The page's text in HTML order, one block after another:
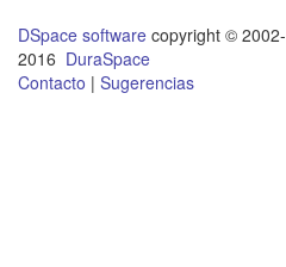
DSpace software copyright © 2002-
2016 DuraSpace
Contacto | Sugerencias